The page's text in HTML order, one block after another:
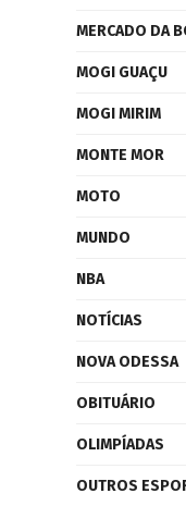
MERCADO DA
MOGI GUAÇU
MOGI MIRIM
MONTE MOR
MOTO
MUNDO
NBA
NOTÍCIAS
NOVA ODESSA
OBITUÁRIO
OLIMPÍADAS
OUTROS